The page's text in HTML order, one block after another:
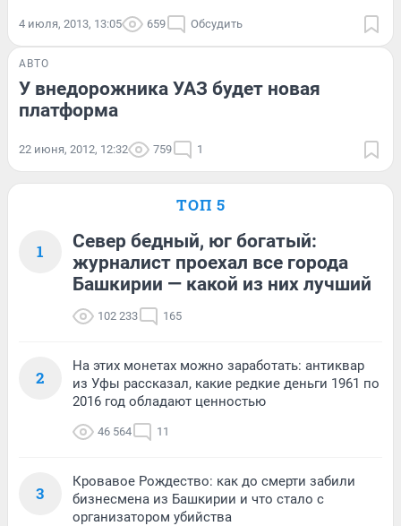
4 июля, 2013, 13:05 659 Обсудить
АВТО
У внедорожника УАЗ будет новая
платформа
22 июня, 2012, 12:32 759 1
ТОП 5
1
Север бедный, юг богатый:
журналист проехал все города
Башкирии — какой из них лучший
102 233 165
2
На этих монетах можно заработать: антиквар
из Уфы рассказал, какие редкие деньги 1961 по
2016 год обладают ценностью
46 564 11
3
Кровавое Рождество: как до смерти забили
бизнесмена из Башкирии и что стало с
организатором убийства